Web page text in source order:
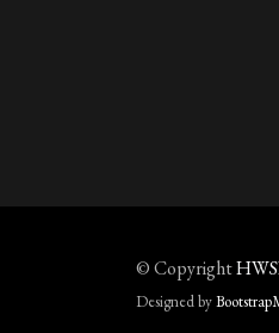
© Copyright
Designed by